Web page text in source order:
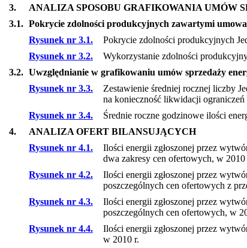
3.
ANALIZA SPOSOBU GRAFIKOWANIA UMÓW
3.1. Pokrycie zdolności produkcyjnych zawartymi
Rysunek nr 3.1.
Pokrycie zdolności produkcyjnych
Rysunek nr 3.2.
Wykorzystanie zdolności
3.2. Uwzględnianie w grafikowaniu umów sprzedaży
Rysunek nr 3.3.
Zestawienie średniej rocznej liczby
na konieczność likwidacji
Rysunek nr 3.4.
Średnie roczne godzinowe ilości
4.
ANALIZA OFERT BILANSUJĄCYCH
Rysunek nr 4.1.
Ilości energii zgłoszonej przez
dwa zakresy cen ofertowych, w 2010
Rysunek nr 4.2.
Ilości energii zgłoszonej przez
poszczególnych cen ofertowych z
Rysunek nr 4.3.
Ilości energii zgłoszonej przez
poszczególnych cen ofertowych, w
Rysunek nr 4.4.
Ilości energii zgłoszonej przez
w 2010 r.